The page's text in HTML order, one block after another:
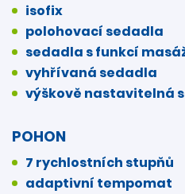
isofix
polohovací sedadla
sedadla s funkcí
vyhřívaná sedadla
výškově nastavitelná
POHON
7 rychlostních stupňů
adaptivní tempomat